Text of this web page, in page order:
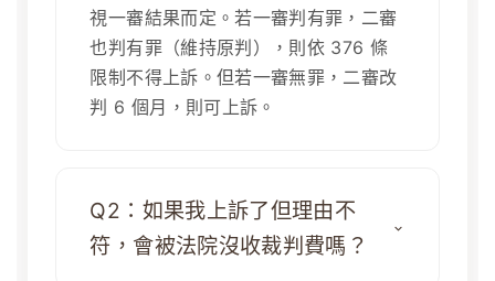
視一審結果而定。若一審判有罪，二審
也判有罪（維持原判），則依 376 條
限制不得上訴。但若一審無罪，二審改
判 6 個月，則可上訴。
Q2：如果我上訴了但理由不
符，會被法院沒收裁判費嗎？